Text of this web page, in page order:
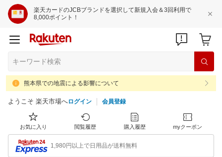
楽天カードのJCBブランドを選択して新規入会＆3回利用で
8,000ポイント！
熊本県での地震による影響について
ようこそ 楽天市場へログイン 会員登録
お気に入り 閲覧履歴 購入履歴 myクーポン
1,980円以上で日用品が送料無料